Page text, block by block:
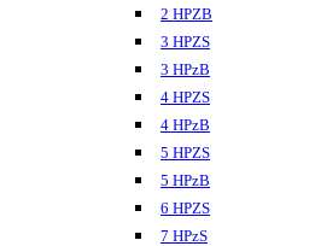
2 HPZB
3 HPZS
3 HPzB
4 HPZS
4 HPzB
5 HPZS
5 HPzB
6 HPZS
7 HPzS